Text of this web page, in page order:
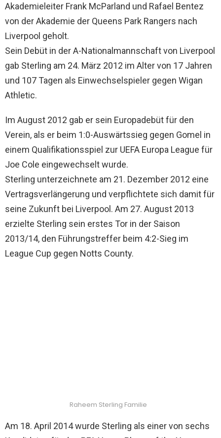
Akademieleiter Frank McParland und Rafael Bentez
von der Akademie der Queens Park Rangers nach
Liverpool geholt.
Sein Debüt in der A-Nationalmannschaft von Liverpool
gab Sterling am 24. März 2012 im Alter von 17 Jahren
und 107 Tagen als Einwechselspieler gegen Wigan
Athletic.
Im August 2012 gab er sein Europadebüt für den
Verein, als er beim 1:0-Auswärtssieg gegen Gomel in
einem Qualifikationsspiel zur UEFA Europa League für
Joe Cole eingewechselt wurde.
Sterling unterzeichnete am 21. Dezember 2012 eine
Vertragsverlängerung und verpflichtete sich damit für
seine Zukunft bei Liverpool. Am 27. August 2013
erzielte Sterling sein erstes Tor in der Saison
2013/14, den Führungstreffer beim 4:2-Sieg im
League Cup gegen Notts County.
Raheem Sterling Familie
Am 18. April 2014 wurde Sterling als einer von sechs